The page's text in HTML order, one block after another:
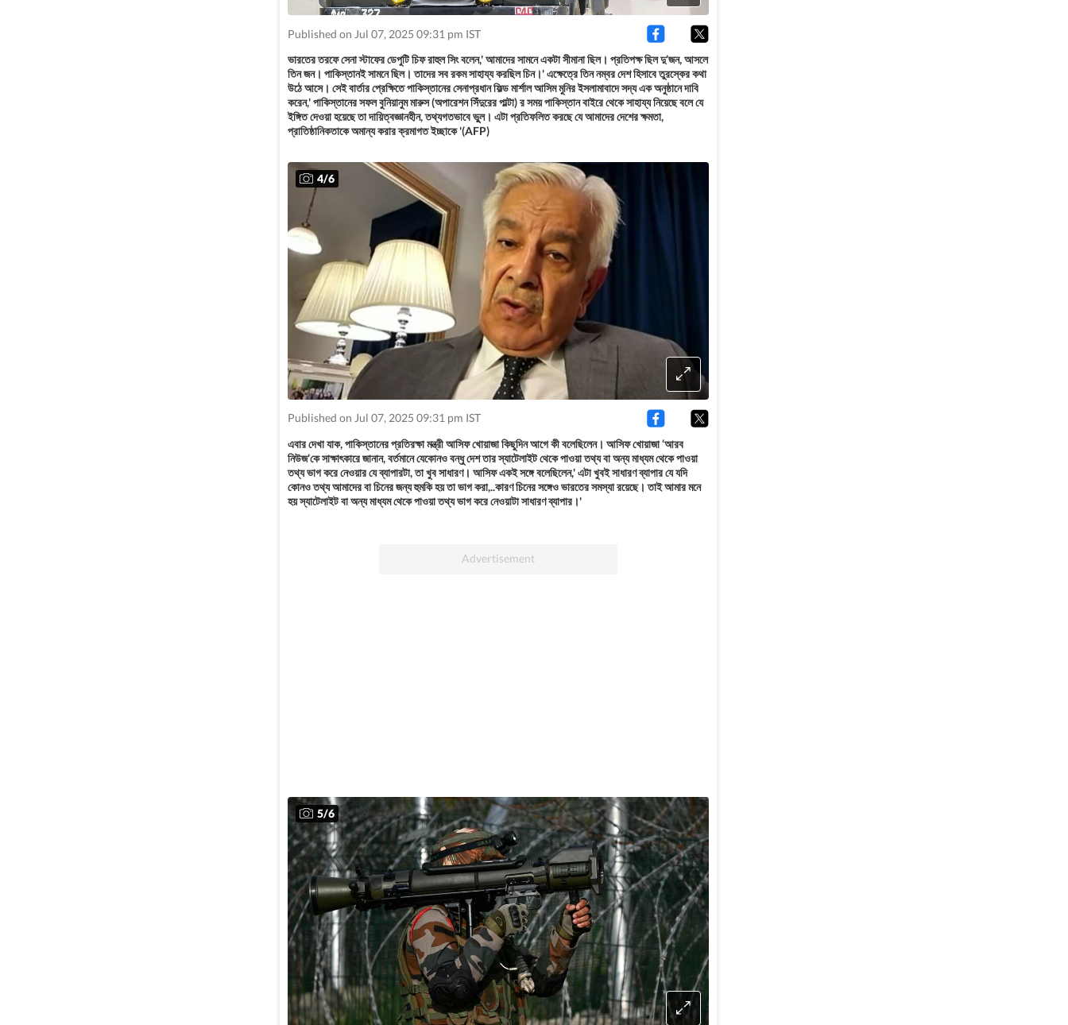
Published on Jul 07, 2025 09:31 pm IST
ভারতের তরফে সেনা স্টাফের ডেপুটি চিফ রাহুল সিং বলেন,' আমাদের সামনে একটা সীমানা ছিল। প্রতিপক্ষ ছিল দু’জন, আসলে
তিন জন। পাকিস্তানই সামনে ছিল। তাদের সব রকম সাহায্য করছিল চিন।' এক্ষেত্রে তিন নম্বর দেশ হিসাবে তুরস্কের কথা
উঠে আসে। সেই বার্তার প্রেক্ষিতে পাকিস্তানের সেনাপ্রধান ফিল্ড মার্শাল আসিম মুনির ইসলামাবাদে সদ্য এক অনুষ্ঠানে দাবি
করেন,' পাকিস্তানের সফল বুনিয়ানুম মারুস (অপারেশন সিঁদুরের পাল্টা) র সময় পাকিস্তান বাইরে থেকে সাহায্য নিয়েছে বলে যে
ইঙ্গিত দেওয়া হয়েছে তা দায়িত্বজ্ঞানহীন, তথ্যগতভাবে ভুুল। এটা প্রতিফলিত করছে যে আমাদের দেশের ক্ষমতা,
প্রাতিষ্ঠানিকতাকে অমান্য করার ক্রমাগত ইচ্ছাকে '(AFP)
4/6
Published on Jul 07, 2025 09:31 pm IST
এবার দেখা যাক, পাকিস্তানের প্রতিরক্ষা মন্ত্রী আসিফ খোয়াজা কিছুদিন আগে কী বলেছিলেন। আসিফ খোয়াজা ‘আরব
নিউজ’কে সাক্ষাৎকারে জানান, বর্তমানে যেকোনও বন্ধু দেশ তার স্যাটেলাইট থেকে পাওয়া তথ্য বা অন্য মাধ্যম থেকে পাওয়া
তথ্য ভাগ করে নেওয়ার যে ব্যাপারটা, তা খুব সাধারণ। আসিফ একই সঙ্গে বলেছিলেন,' এটা খুবই সাধারণ ব্যাপার যে যদি
কোনও তথ্য আমাদের বা চিনের জন্য হুমকি হয় তা ভাগ করা,..কারণ চিনের সঙ্গেও ভারতের সমস্যা রয়েছে। তাই আমার মনে
হয় স্যাটেলাইট বা অন্য মাধ্যম থেকে পাওয়া তথ্য ভাগ করে নেওয়াটা সাধারণ ব্যাপার।'
5/6